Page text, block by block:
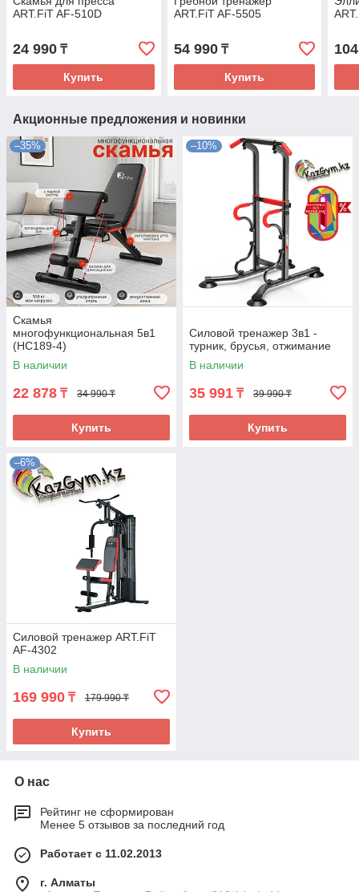
ART.FiT AF-510D
24 990 ₸
Купить
ART.FiT AF-5505
54 990₸
Купить
Акционные предложения и новинки
–35%
Скамья
многофункциональная 5в1
(HC189-4)
В наличии
22 878 ₸ 34 990 ₸
Купить
–10%
Силовой тренажер 3в1 -
турник, брусья, отжимание
В наличии
35 991 ₸ 39 990 ₸
Купить
–6%
Силовой тренажер ART.FiT
AF-4302
В наличии
169 990 ₸ 179 990 ₸
Купить
О нас
Рейтинг не сформирован
Менее 5 отзывов за последний год
Работает с 11.02.2013
г. Алматы